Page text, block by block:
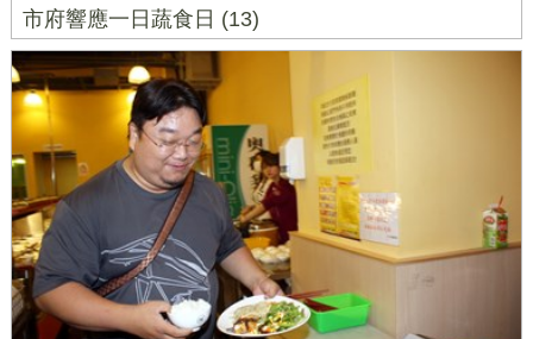
市府響應一日蔬食日 (13)